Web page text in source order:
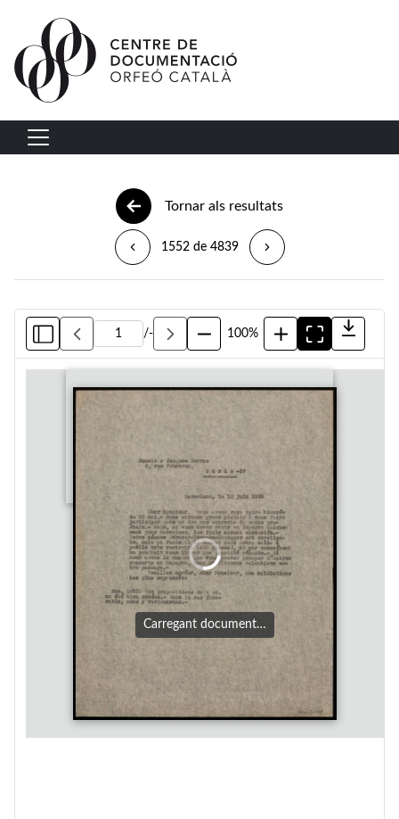
Vés al contingut
Navegació principal
Tornar als resultats
1552 de 4839
/- 100%
Carregant document…